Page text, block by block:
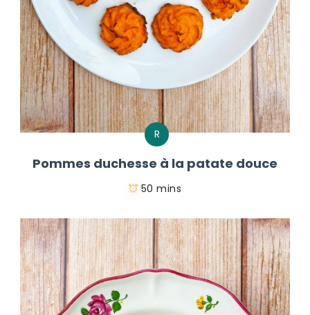
R
Pommes duchesse à la patate douce
50 mins